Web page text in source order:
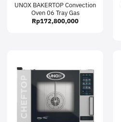
UNOX BAKERTOP Convection
Oven 06 Tray Gas
Rp172,800,000